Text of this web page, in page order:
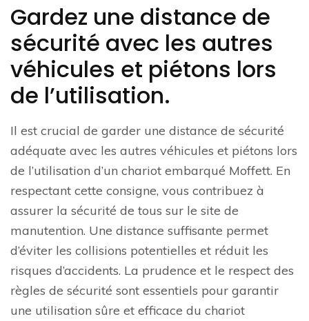
Gardez une distance de
sécurité avec les autres
véhicules et piétons lors
de l’utilisation.
Il est crucial de garder une distance de sécurité
adéquate avec les autres véhicules et piétons lors
de l’utilisation d’un chariot embarqué Moffett. En
respectant cette consigne, vous contribuez à
assurer la sécurité de tous sur le site de
manutention. Une distance suffisante permet
d’éviter les collisions potentielles et réduit les
risques d’accidents. La prudence et le respect des
règles de sécurité sont essentiels pour garantir
une utilisation sûre et efficace du chariot